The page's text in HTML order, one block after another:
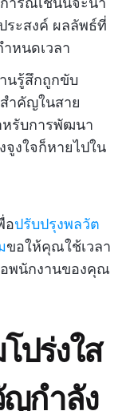
ระสงค์ ผลลัพธ์ที่
หนดเวลา
นรู้สึกถูกขับ
ำคัญในสาย
หรับการพัฒนา
จูงใจก็หายไปใน
อปรับปรุงพลวัต
ขอให้คุณใช้เวลา
อพนักงานของคุณ
ปร่งใส
ญกำลัง